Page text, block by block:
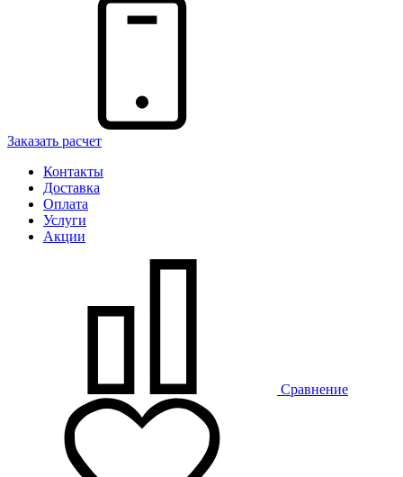
Заказать расчет
Контакты
Доставка
Оплата
Услуги
Акции
Сравнение